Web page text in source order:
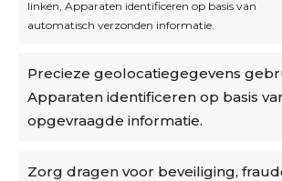
linken, Apparaten identificeren op basis van
automatisch verzonden informatie.
Precieze geolocatiegegevens
Apparaten identificeren op basis
opgevraagde informatie.
Zorg dragen voor beveiliging,
Algemene voorwaarden
Cookiebeleid
Accountinstellingen